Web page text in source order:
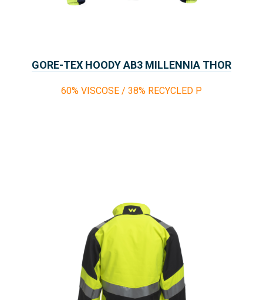
GORE-TEX HOODY AB3 MILLENNIA THOR
60% VISCOSE / 38% RECYCLED P